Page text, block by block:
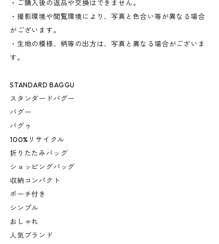
・ご購入後の返品や交換はできません。
・撮影環境や閲覧環境により、写真と色合い等が異なる場合
がございます。
・生地の模様、柄等の出方は、写真と異なる場合がございま
す。
STANDARD BAGGU
スタンダードバグー
バグー
バグゥ
100%リサイクル
折りたたみバッグ
ショッピングバッグ
収納コンパクト
ポーチ付き
シンプル
おしゃれ
人気ブランド